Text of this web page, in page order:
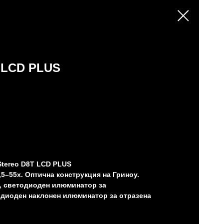
PLUS
D8T LCD PLUS
Оптична конструкция на Гриноу.
светодиоден илюминатор за
наклонен илюминатор за отразена